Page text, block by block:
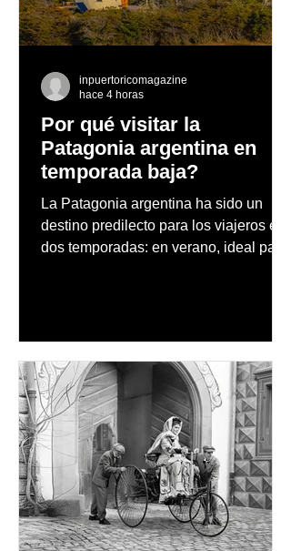
Canvas: Ocean Edition
Por qué visitar la
Patagonia argentina en
temporada baja?
La Patagonia argentina ha sido un
destino predilecto para los viajeros en
dos temporadas: en verano, ideal para
nevados en las montañas
inpuertoricomagazine
hace 4 horas